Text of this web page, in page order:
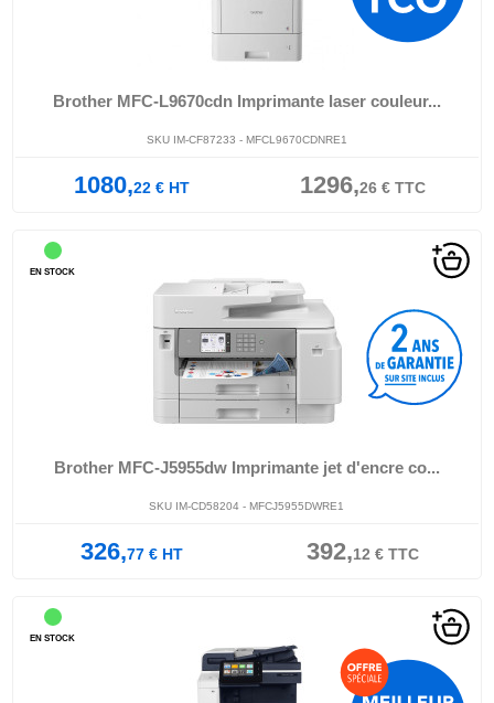
Brother MFC-L9670cdn Imprimante laser couleur...
SKU IM-CF87233 - MFCL9670CDNRE1
1080,22€HT 1296,26€TTC
Brother MFC-J5955dw Imprimante jet d'encre co...
SKU IM-CD58204 - MFCJ5955DWRE1
326,77€HT 392,12 €TTC
EN STOCK
EN STOCK